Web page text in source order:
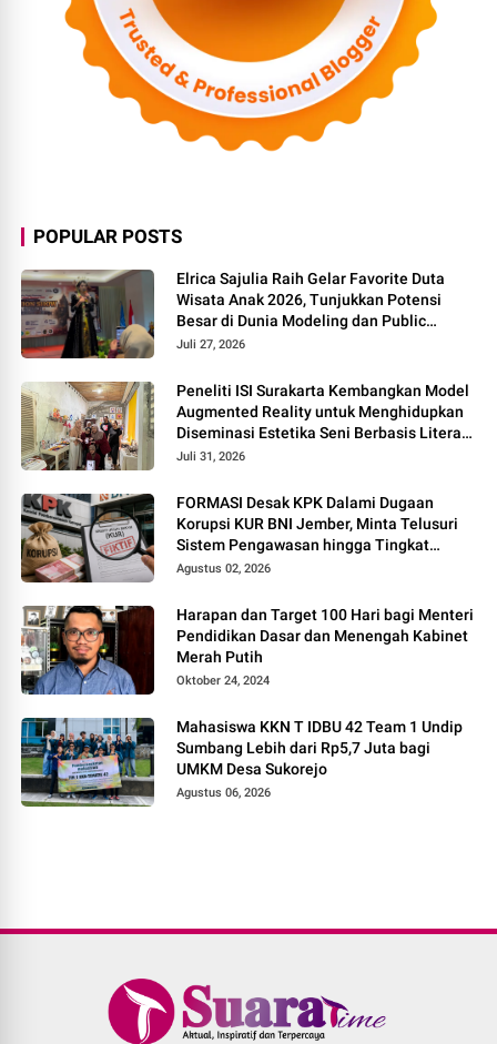
POPULAR POSTS
Elrica Sajulia Raih Gelar Favorite Duta
Wisata Anak 2026, Tunjukkan Potensi
Besar di Dunia Modeling dan Public
Speaking
Juli 27, 2026
Peneliti ISI Surakarta Kembangkan Model
Augmented Reality untuk Menghidupkan
Diseminasi Estetika Seni Berbasis Literasi
Budaya Berkelanjutan
Juli 31, 2026
FORMASI Desak KPK Dalami Dugaan
Korupsi KUR BNI Jember, Minta Telusuri
Sistem Pengawasan hingga Tingkat
Direksi
Agustus 02, 2026
Harapan dan Target 100 Hari bagi Menteri
Pendidikan Dasar dan Menengah Kabinet
Merah Putih
Oktober 24, 2024
Mahasiswa KKN T IDBU 42 Team 1 Undip
Sumbang Lebih dari Rp5,7 Juta bagi
UMKM Desa Sukorejo
Agustus 06, 2026